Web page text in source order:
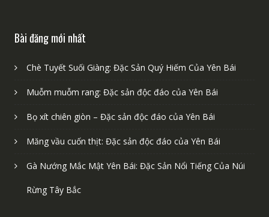
Bài đăng mới nhất
Chè Tuyết Suối Giàng: Đặc Sản Quý Hiếm Của Yên Bái
Muỗm muỗm rang: Đặc sản độc đáo của Yên Bái
Bọ xít chiên giòn – Đặc sản độc đáo của Yên Bái
Măng vầu cuốn thịt: Đặc sản độc đáo của Yên Bái
Gà Nướng Mắc Mật Yên Bái: Đặc Sản Nổi Tiếng Của Núi
Rừng Tây Bắc